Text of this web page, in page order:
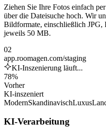
Ziehen Sie Ihre Fotos einfach
über die Dateisuche hoch. Wir
Bildformate, einschließlich
jeweils 50 MB.
02
app.roomagen.com/staging
KI-Inszenierung läuft...
78%
Vorher
KI-inszeniert
ModernSkandinavischLuxus
KI-Verarbeitung